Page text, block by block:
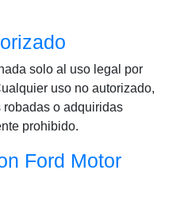
solo al uso legal por
uso no autorizado,
o adquiridas
prohibido.
Ford Motor